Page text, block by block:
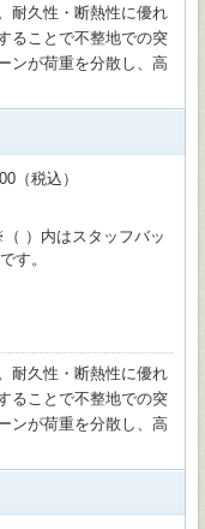
耐久性・断熱性に優れ
ることで不整地での突
ンが荷重を分散し、高
（税込）
）内はスタッフバッ
す。
耐久性・断熱性に優れ
ることで不整地での突
ンが荷重を分散し、高